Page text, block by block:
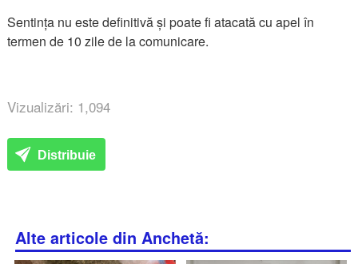
Sentința nu este definitivă și poate fi atacată cu apel în
termen de 10 zile de la comunicare.
Vizualizări: 1,094
Distribuie
Alte articole din Anchetă: